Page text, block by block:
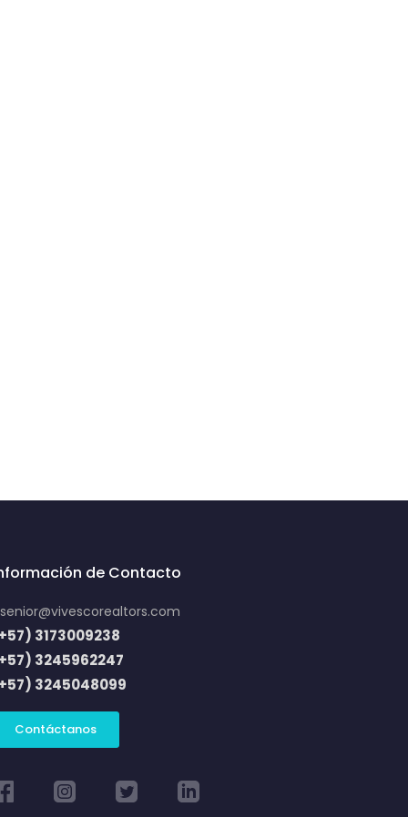
de Contacto
3173009238
3245962247
3245048099
Contáctanos